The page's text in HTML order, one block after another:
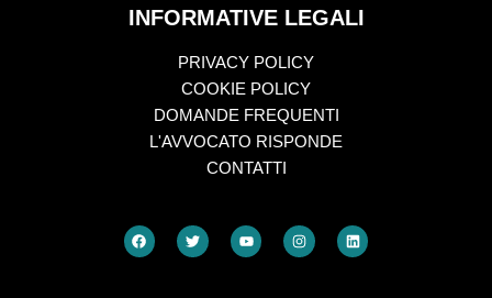
INFORMATIVE LEGALI
PRIVACY POLICY
COOKIE POLICY
DOMANDE FREQUENTI
L'AVVOCATO RISPONDE
CONTATTI